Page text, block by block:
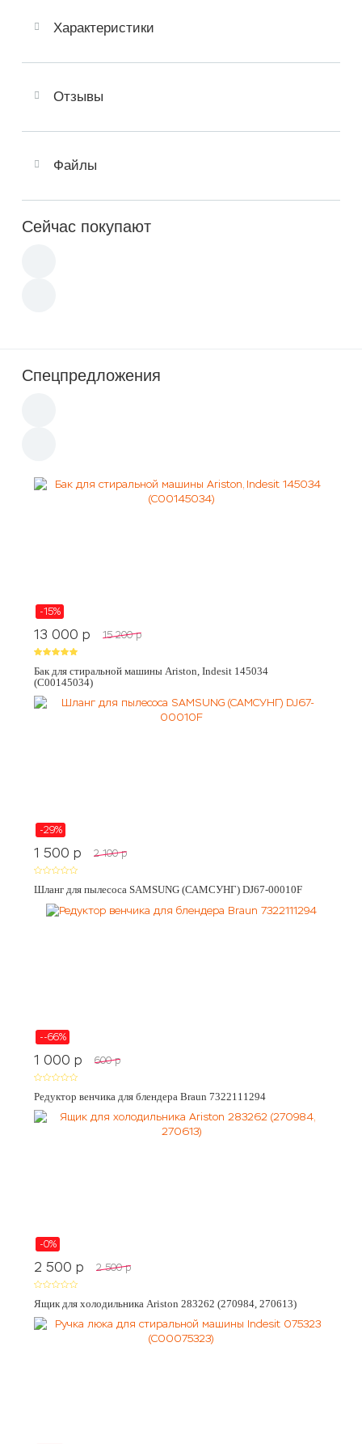
Характеристики
Отзывы
Файлы
Сейчас покупают
Спецпредложения
-15%
13 000 p 15 200 p
Бак для стиральной машины Ariston, Indesit 145034
(C00145034)
-29%
1 500 p 2 100 p
Шланг для пылесоса SAMSUNG (САМСУНГ) DJ67-00010F
--66%
1 000 p 600 p
Редуктор венчика для блендера Braun 7322111294
-0%
2 500 p 2 500 p
Ящик для холодильника Ariston 283262 (270984, 270613)